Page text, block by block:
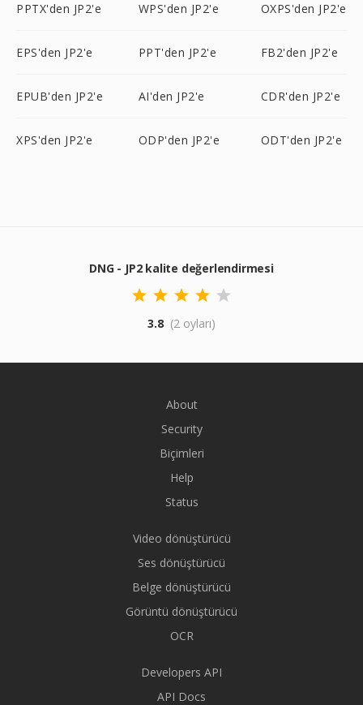
PPTX'den JP2'e WPS'den JP2'e OXPS'den JP2'e
EPS'den JP2'e PPT'den JP2'e FB2'den JP2'e
EPUB'den JP2'e AI'den JP2'e CDR'den JP2'e
XPS'den JP2'e ODP'den JP2'e ODT'den JP2'e
DNG - JP2 kalite değerlendirmesi
3.8 (2 oyları)
About
Security
Biçimleri
Help
Status
Video dönüştürücü
Ses dönüştürücü
Belge dönüştürücü
Görüntü dönüştürücü
OCR
Developers API
API Docs